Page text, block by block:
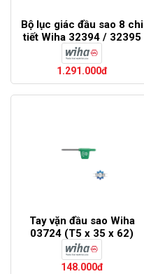
Bộ lục giác đầu sao 8 chi
tiết Wiha 32394 / 32395
1.291.000đ
Tay vặn đầu sao Wiha
03724 (T5 x 35 x 62)
148.000đ